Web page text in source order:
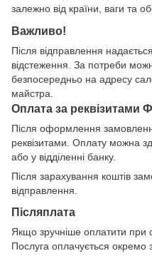
залежно від країни, ваги та
Важливо!
Після відправлення
відстеження. За потреби
безпосередньо на адресу
майстра.
Оплата за реквізитами
Після оформлення
реквізитами. Оплату можна
або у відділенні банку.
Після зарахування коштів
відправлення.
Післяплата
Якщо зручніше оплатити при
Послуга оплачується